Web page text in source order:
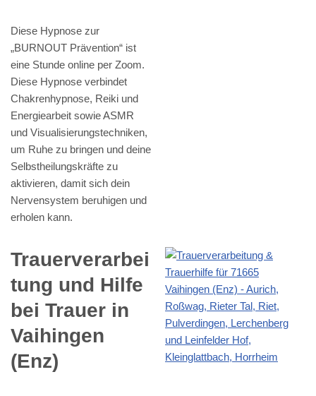
Diese Hypnose zur
„BURNOUT Prävention“ ist
eine Stunde online per Zoom.
Diese Hypnose verbindet
Chakrenhypnose, Reiki und
Energiearbeit sowie ASMR
und Visualisierungstechniken,
um Ruhe zu bringen und deine
Selbstheilungskräfte zu
aktivieren, damit sich dein
Nervensystem beruhigen und
erholen kann.
Trauerverarbei
tung und Hilfe
bei Trauer in
Vaihingen
(Enz)